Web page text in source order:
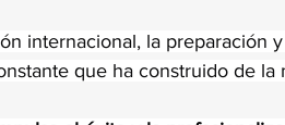
internacional, la preparación
que ha construido de la